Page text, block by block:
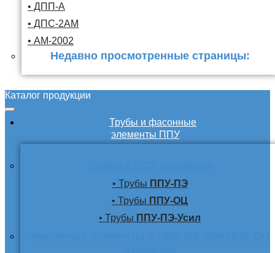
• ДПП-А
• ДПС-2АМ
• АМ-2002
Недавно просмотренные страницы:
Каталог продукции
Трубы и фасонные
элементы ППУ
• Трубы ППУ-ПЭ
• Трубы ППУ-ОЦ
• Трубы ППУ-ПЭ-Усил